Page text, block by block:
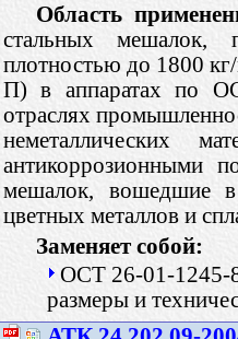
Область
стальных мешалок,
плотностью до 1800
П) в аппаратах по
отраслях
неметаллических
антикоррозионными
мешалок, вошедшие
цветных металлов и
Заменяет собой:
ОСТ 26-01-1245-
размеры и